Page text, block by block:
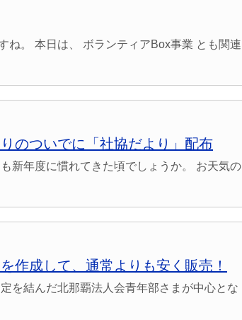
ね。 本日は、 ボランティアBox事業 とも関連
のついでに「社協だより」配布
年度に慣れてきた頃でしょうか。 お天気の
作成して、通常よりも安く販売！
を結んだ北那覇法人会青年部さまが中心とな